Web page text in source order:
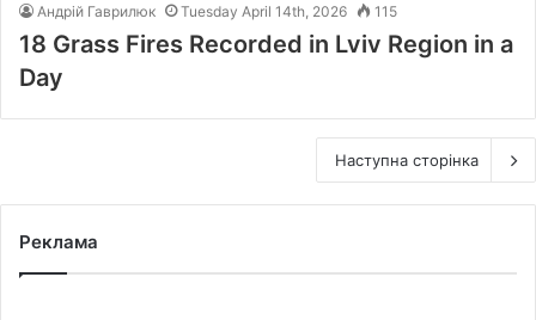
Андрій Гаврилюк Tuesday April 14th, 2026 115
18 Grass Fires Recorded in Lviv Region in a
Day
Наступна сторінка
Реклама